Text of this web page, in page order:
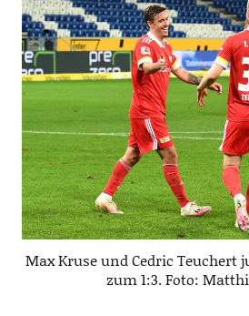
Max Kruse und Cedric Teuchert
zum 1:3. Foto: